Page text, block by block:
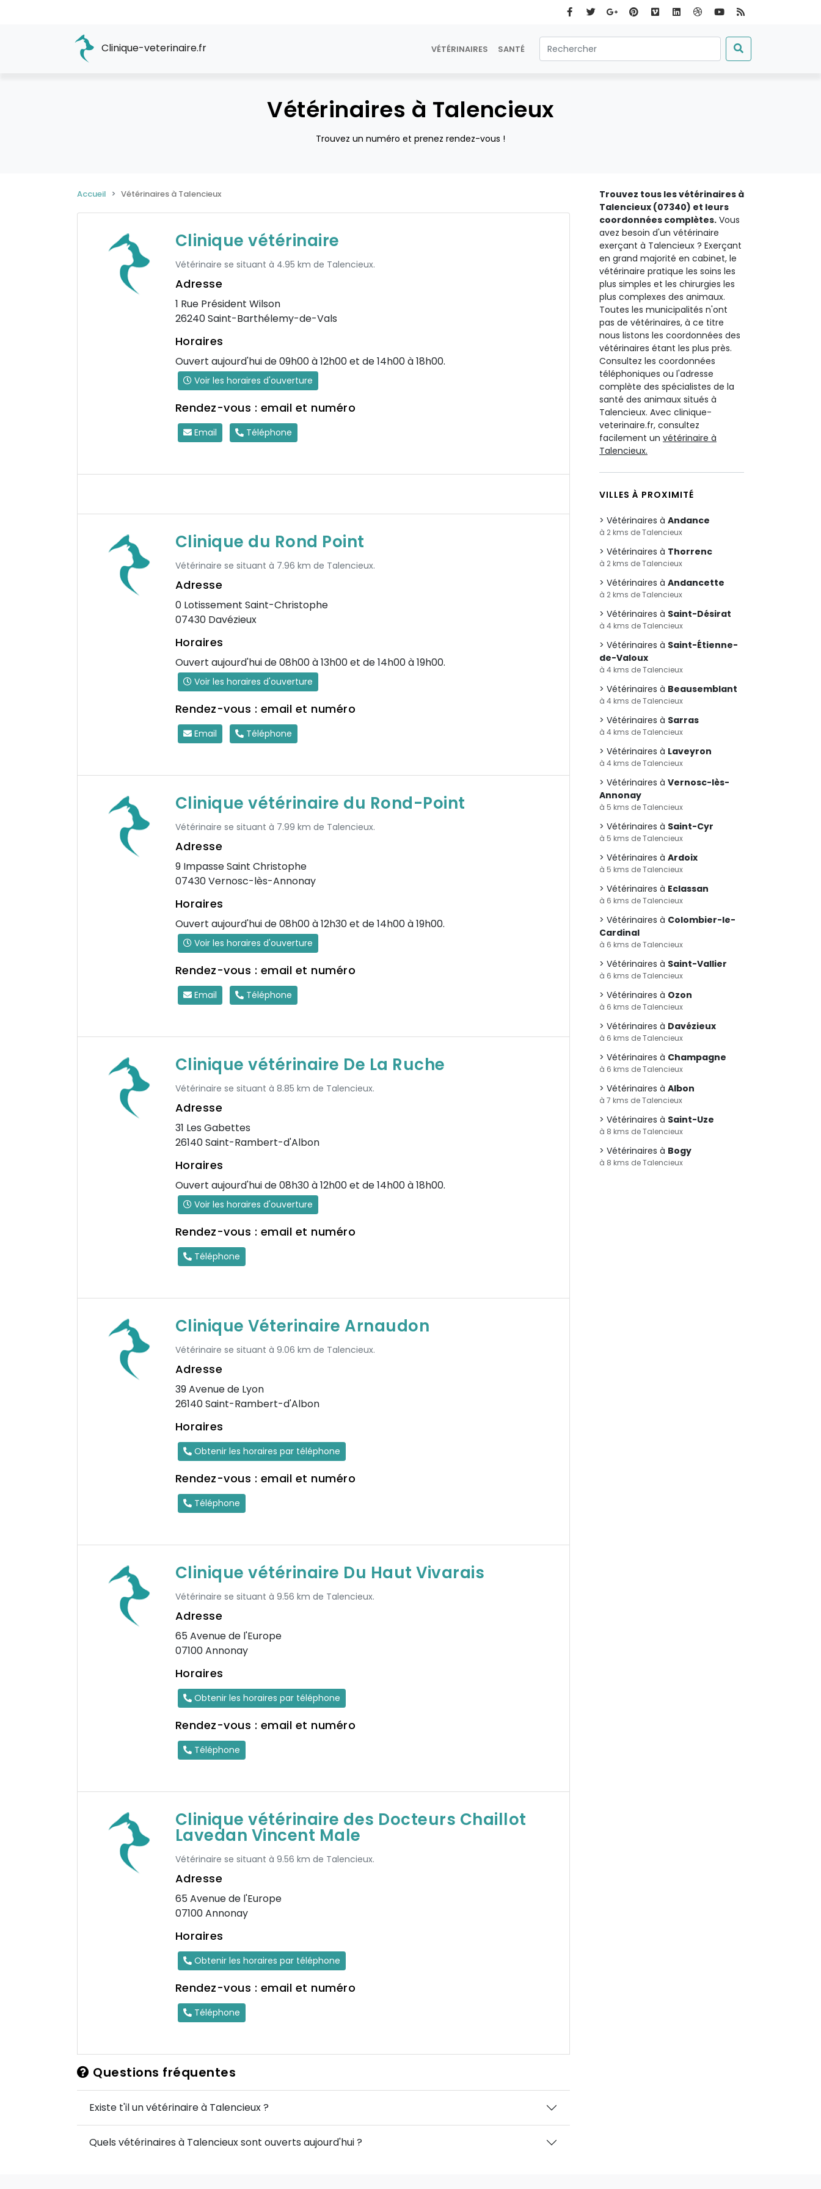
Clinique-veterinaire.fr VÉTÉRINAIRES SANTÉ
Vétérinaires à Talencieux
Trouvez un numéro et prenez rendez-vous !
Accueil Vétérinaires à Talencieux
Clinique vétérinaire
Vétérinaire se situant à 4.95 km de Talencieux.
Adresse
1 Rue Président Wilson
26240 Saint-Barthélemy-de-Vals
Horaires
Ouvert aujourd'hui de 09h00 à 12h00 et de 14h00 à 18h00.
Voir les horaires d'ouverture
Rendez-vous : email et numéro
Email Téléphone
Clinique du Rond Point
Vétérinaire se situant à 7.96 km de Talencieux.
Adresse
0 Lotissement Saint-Christophe
07430 Davézieux
Horaires
Ouvert aujourd'hui de 08h00 à 13h00 et de 14h00 à 19h00.
Voir les horaires d'ouverture
Rendez-vous : email et numéro
Email Téléphone
Clinique vétérinaire du Rond-Point
Vétérinaire se situant à 7.99 km de Talencieux.
Adresse
9 Impasse Saint Christophe
07430 Vernosc-lès-Annonay
Horaires
Ouvert aujourd'hui de 08h00 à 12h30 et de 14h00 à 19h00.
Voir les horaires d'ouverture
Rendez-vous : email et numéro
Email Téléphone
Clinique vétérinaire De La Ruche
Vétérinaire se situant à 8.85 km de Talencieux.
Adresse
31 Les Gabettes
26140 Saint-Rambert-d'Albon
Horaires
Ouvert aujourd'hui de 08h30 à 12h00 et de 14h00 à 18h00.
Voir les horaires d'ouverture
Rendez-vous : email et numéro
Téléphone
Clinique Véterinaire Arnaudon
Vétérinaire se situant à 9.06 km de Talencieux.
Adresse
39 Avenue de Lyon
26140 Saint-Rambert-d'Albon
Horaires
Obtenir les horaires par téléphone
Rendez-vous : email et numéro
Téléphone
Clinique vétérinaire Du Haut Vivarais
Vétérinaire se situant à 9.56 km de Talencieux.
Adresse
65 Avenue de l'Europe
07100 Annonay
Horaires
Obtenir les horaires par téléphone
Rendez-vous : email et numéro
Téléphone
Clinique vétérinaire des Docteurs Chaillot
Lavedan Vincent Male
Vétérinaire se situant à 9.56 km de Talencieux.
Adresse
65 Avenue de l'Europe
07100 Annonay
Horaires
Obtenir les horaires par téléphone
Rendez-vous : email et numéro
Téléphone
Questions fréquentes
Existe t'il un vétérinaire à Talencieux ?
Quels vétérinaires à Talencieux sont ouverts aujourd'hui ?
Trouvez tous les vétérinaires à
Talencieux (07340) et leurs
coordonnées complètes. Vous
avez besoin d'un vétérinaire
exerçant à Talencieux ? Exerçant
en grand majorité en cabinet, le
vétérinaire pratique les soins les
plus simples et les chirurgies les
plus complexes des animaux.
Toutes les municipalités n'ont
pas de vétérinaires, à ce titre
nous listons les coordonnées des
vétérinaires étant les plus près.
Consultez les coordonnées
téléphoniques ou l'adresse
complète des spécialistes de la
santé des animaux situés à
Talencieux. Avec clinique-
veterinaire.fr, consultez
facilement un vétérinaire à
Talencieux.
VILLES À PROXIMITÉ
Vétérinaires à Andance
à 2 kms de Talencieux
Vétérinaires à Thorrenc
à 2 kms de Talencieux
Vétérinaires à Andancette
à 2 kms de Talencieux
Vétérinaires à Saint-Désirat
à 4 kms de Talencieux
Vétérinaires à Saint-Étienne-
de-Valoux
à 4 kms de Talencieux
Vétérinaires à Beausemblant
à 4 kms de Talencieux
Vétérinaires à Sarras
à 4 kms de Talencieux
Vétérinaires à Laveyron
à 4 kms de Talencieux
Vétérinaires à Vernosc-lès-
Annonay
à 5 kms de Talencieux
Vétérinaires à Saint-Cyr
à 5 kms de Talencieux
Vétérinaires à Ardoix
à 5 kms de Talencieux
Vétérinaires à Eclassan
à 6 kms de Talencieux
Vétérinaires à Colombier-le-
Cardinal
à 6 kms de Talencieux
Vétérinaires à Saint-Vallier
à 6 kms de Talencieux
Vétérinaires à Ozon
à 6 kms de Talencieux
Vétérinaires à Davézieux
à 6 kms de Talencieux
Vétérinaires à Champagne
à 6 kms de Talencieux
Vétérinaires à Albon
à 7 kms de Talencieux
Vétérinaires à Saint-Uze
à 8 kms de Talencieux
Vétérinaires à Bogy
à 8 kms de Talencieux